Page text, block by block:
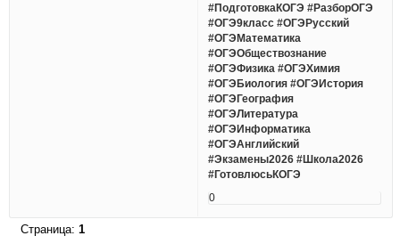
#ПодготовкаКОГЭ #РазборОГЭ
#ОГЭ9класс #ОГЭРусский
#ОГЭМатематика
#ОГЭОбществознание
#ОГЭФизика #ОГЭХимия
#ОГЭБиология #ОГЭИстория
#ОГЭГеография
#ОГЭЛитература
#ОГЭИнформатика
#ОГЭАнглийский
#Экзамены2026 #Школа2026
#ГотовлюсьКОГЭ
0
Страница: 1